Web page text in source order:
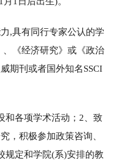
,具有同行专家公认的学
《经济研究》或《政治
期刊或者国外知名SSCI
和各项学术活动；2、致
，积极参加政策咨询、
规定和学院(系)安排的教